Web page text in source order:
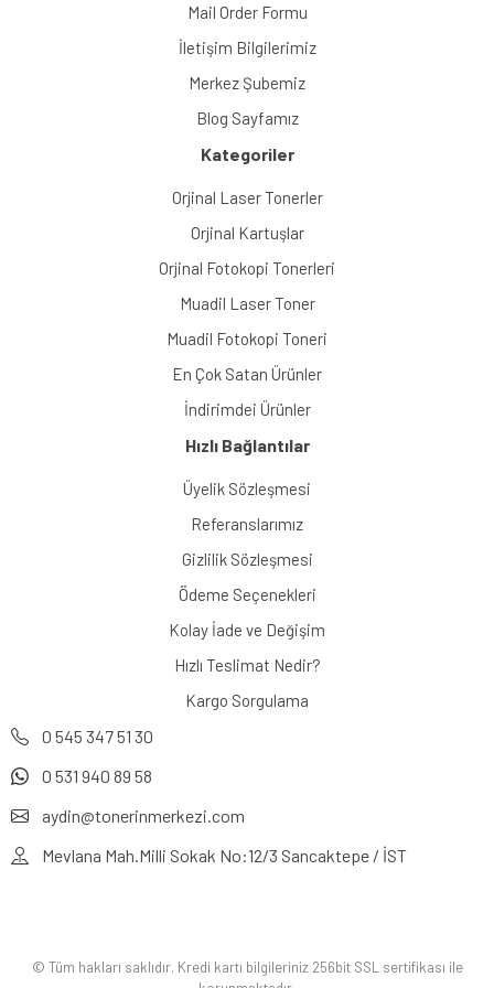
Mail Order Formu
İletişim Bilgilerimiz
Merkez Şubemiz
Blog Sayfamız
Kategoriler
Orjinal Laser Tonerler
Orjinal Kartuşlar
Orjinal Fotokopi Tonerleri
Muadil Laser Toner
Muadil Fotokopi Toneri
En Çok Satan Ürünler
İndirimdei Ürünler
Hızlı Bağlantılar
Üyelik Sözleşmesi
Referanslarımız
Gizlilik Sözleşmesi
Ödeme Seçenekleri
Kolay İade ve Değişim
Hızlı Teslimat Nedir?
Kargo Sorgulama
0 545 347 51 30
0 531 940 89 58
aydin@tonerinmerkezi.com
Mevlana Mah.Milli Sokak No:12/3 Sancaktepe / İST
© Tüm hakları saklıdır. Kredi kartı bilgileriniz 256bit SSL sertifikası ile